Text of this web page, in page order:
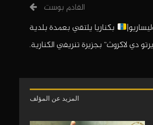
القادم بوست
بكناريا يلتقي بعمدة بلدية
دي لاكروث” بجزيرة تنريفي الكنارية.
المزيد عن المؤلف